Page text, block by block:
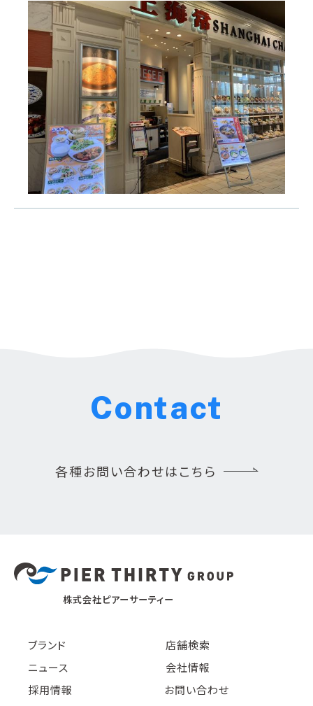
Contact
各種お問い合わせはこちら
株式会社ピアーサーティー
ブランド
店舗検索
ニュース
会社情報
採用情報
お問い合わせ